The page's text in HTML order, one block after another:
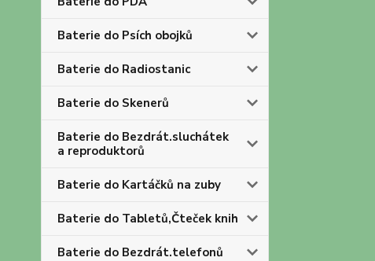
Baterie do Psích obojků
Baterie do Radiostanic
Baterie do Skenerů
Baterie do Bezdrát.sluchátek
a reproduktorů
Baterie do Kartáčků na zuby
Baterie do Tabletů,Čteček knih
Baterie do Bezdrát.telefonů